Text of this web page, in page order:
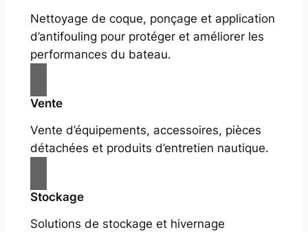
Nettoyage de coque, ponçage et application
d’antifouling pour protéger et améliorer les
performances du bateau.
Vente
Vente d’équipements, accessoires, pièces
détachées et produits d’entretien nautique.
Stockage
Solutions de stockage et hivernage